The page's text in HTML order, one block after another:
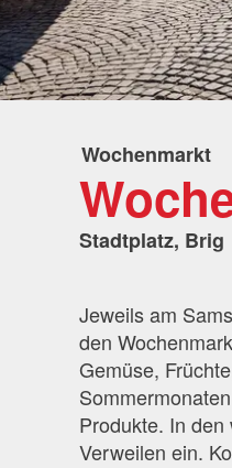
Wochenmarkt
Stadtplatz, Brig
Jeweils am
den
Gemüse,
Produkte. In
Verweilen ein.